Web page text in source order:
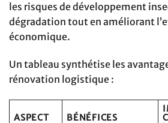
les risques de développement
dégradation tout en améliorant
économique.
Un tableau synthétise les
rénovation logistique :
ASPECT BÉNÉFICES